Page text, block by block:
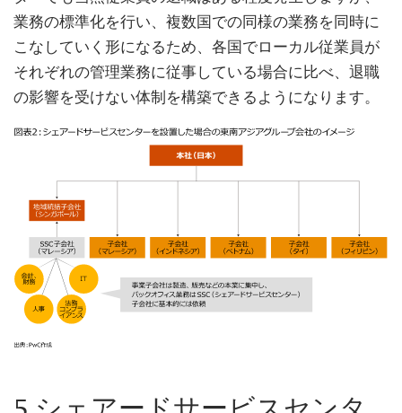
業務の標準化を行い、複数国での同様の業務を同時に
こなしていく形になるため、各国でローカル従業員が
それぞれの管理業務に従事している場合に比べ、退職
の影響を受けない体制を構築できるようになります。